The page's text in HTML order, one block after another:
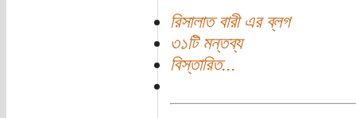
রিসালাত বারী এর ব্লগ
৩১টি মন্তব্য
বিস্তারিত...